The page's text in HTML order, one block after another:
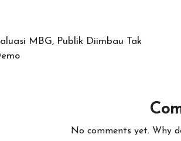
MBG, Publik Diimbau Tak
No comments yet. Why